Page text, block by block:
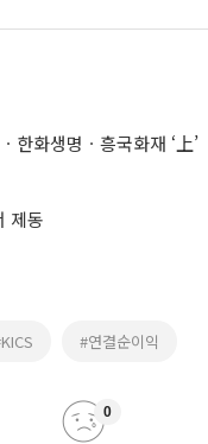
한화생명ㆍ흥국화재 ‘上’
제동
#연결순이익
0